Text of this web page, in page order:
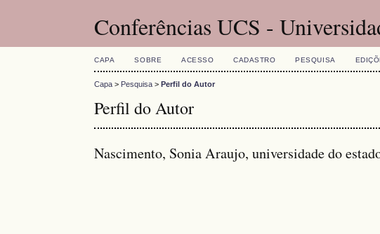
Conferências UCS -
CAPA SOBRE ACESSO CADASTRO PESQUISA
Capa > Pesquisa >Perfil do Autor
Perfil do Autor
Nascimento, Sonia Araujo, universidade do